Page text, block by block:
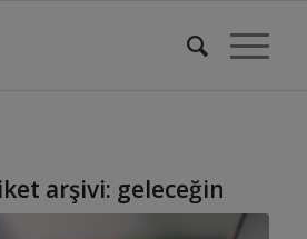
arşivi: geleceğin